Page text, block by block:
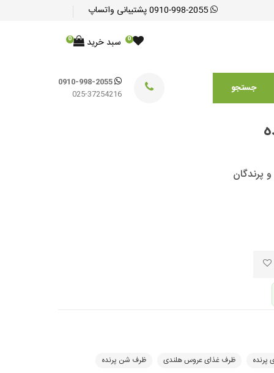
0910-998-2055پشتیبانی واتساپ
0 سبد خرید 0
جستجو
0910-998-2055
025-37254216
پرندگان
پرنده ظرف غذای عروس هلندی
ظرف شن پرنده